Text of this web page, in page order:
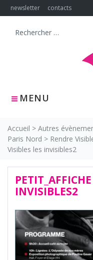
Skip
to
newsletter contacts
MENU
Search
Accueil > Autres
Paris Nord > Rendre
Visibles les invisibles2
INVISIBLES2